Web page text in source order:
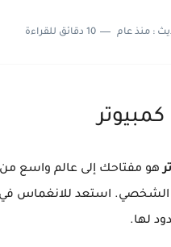
: منذ عام 10 دقائق للقراءة
كمبيوتر
هو مفتاحك إلى عالم واسع من
الشخصي. استعد للانغماس
لها.